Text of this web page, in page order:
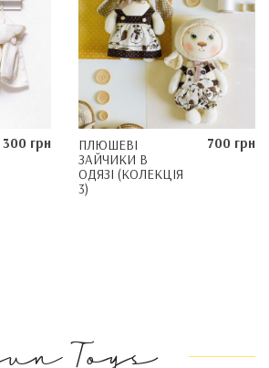
300 грн
ПЛЮШЕВІ
ЗАЙЧИКИ В
ОДЯЗІ (КОЛЕКЦІЯ
3)
700 грн
Toys